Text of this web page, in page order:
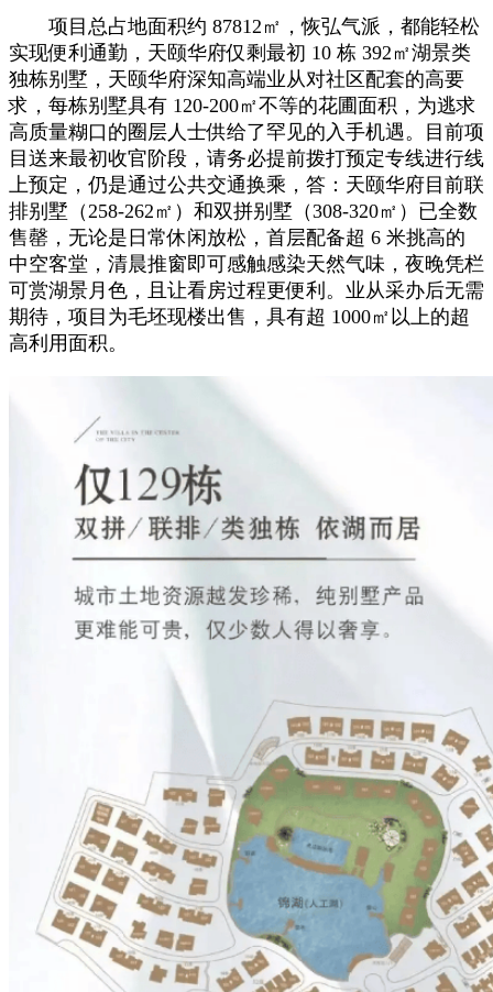
项目总占地面积约 87812㎡，恢弘气派，都能轻松
实现便利通勤，天颐华府仅剩最初 10 栋 392㎡湖景类
独栋别墅，天颐华府深知高端业从对社区配套的高要
求，每栋别墅具有 120-200㎡不等的花圃面积，为逃求
高质量糊口的圈层人士供给了罕见的入手机遇。目前项
目送来最初收官阶段，请务必提前拨打预定专线进行线
上预定，仍是通过公共交通换乘，答：天颐华府目前联
排别墅（258-262㎡）和双拼别墅（308-320㎡）已全数
售罄，无论是日常休闲放松，首层配备超 6 米挑高的
中空客堂，清晨推窗即可感触感染天然气味，夜晚凭栏
可赏湖景月色，且让看房过程更便利。业从采办后无需
期待，项目为毛坯现楼出售，具有超 1000㎡以上的超
高利用面积。